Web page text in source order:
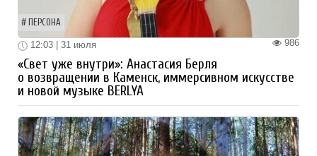
ПЕРСОНА
986
12:03 | 31 июля
«Свет уже внутри»: Анастасия Берля
о возвращении в Каменск, иммерсивном искусстве
и новой музыке BERLYA